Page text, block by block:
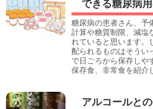
できる糖尿病
糖尿病の患者さん、予
計算や糖質制限、減塩
れていると思います。
配られるものはそうい
で日ごろから保存しや
保存食、非常食を紹介
アルコールと